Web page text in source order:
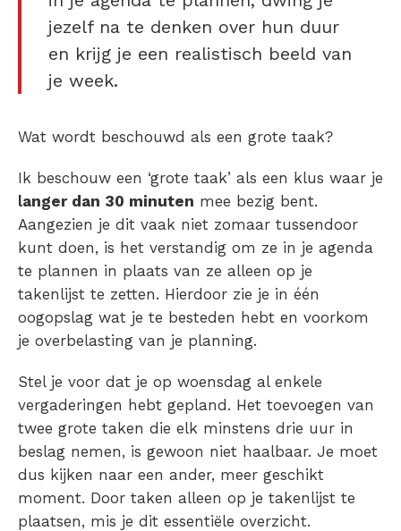
jezelf na te denken over hun duur
en krijg je een realistisch beeld van
je week.
Wat wordt beschouwd als een grote taak?
Ik beschouw een ‘grote taak’ als een klus waar je
langer dan 30 minuten mee bezig bent.
Aangezien je dit vaak niet zomaar tussendoor
kunt doen, is het verstandig om ze in je agenda
te plannen in plaats van ze alleen op je
takenlijst te zetten. Hierdoor zie je in één
oogopslag wat je te besteden hebt en voorkom
je overbelasting van je planning.
Stel je voor dat je op woensdag al enkele
vergaderingen hebt gepland. Het toevoegen van
twee grote taken die elk minstens drie uur in
beslag nemen, is gewoon niet haalbaar. Je moet
dus kijken naar een ander, meer geschikt
moment. Door taken alleen op je takenlijst te
plaatsen, mis je dit essentiële overzicht.